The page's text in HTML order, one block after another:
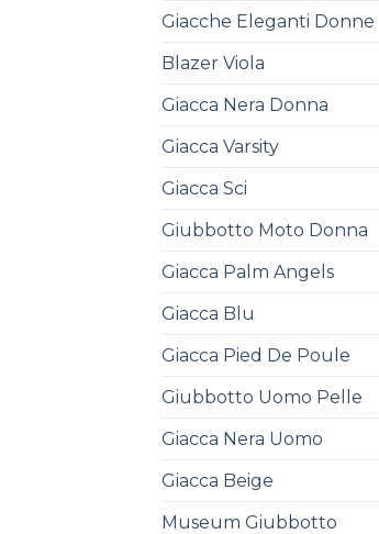
Giacche Eleganti Donne
Blazer Viola
Giacca Nera Donna
Giacca Varsity
Giacca Sci
Giubbotto Moto Donna
Giacca Palm Angels
Giacca Blu
Giacca Pied De Poule
Giubbotto Uomo Pelle
Giacca Nera Uomo
Giacca Beige
Museum Giubbotto